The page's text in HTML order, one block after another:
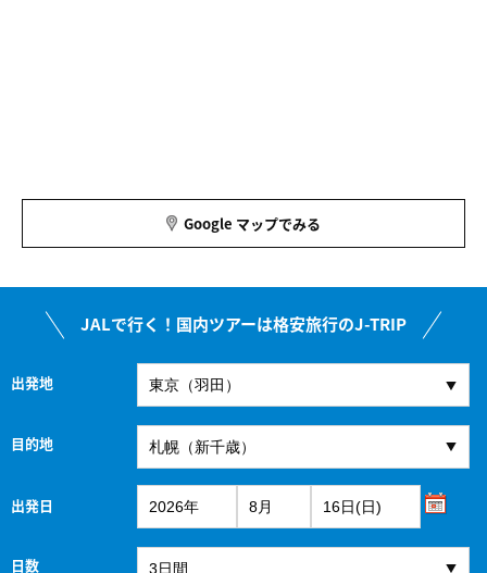
Google マップでみる
JALで行く！国内ツアーは格安旅行のJ-TRIP
出発地
目的地
出発日
日数